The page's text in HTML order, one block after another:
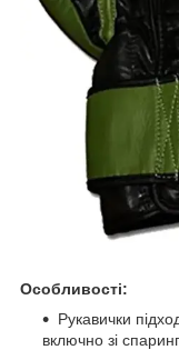
Особливості:
Рукавички
включно зі